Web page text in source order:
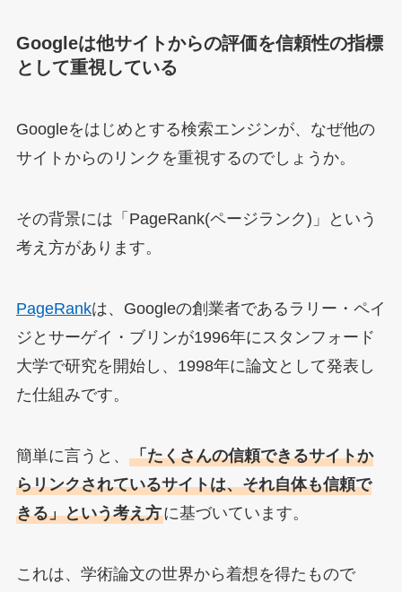
Googleは他サイトからの評価を信頼性の指標
として重視している
Googleをはじめとする検索エンジンが、なぜ他の
サイトからのリンクを重視するのでしょうか。
その背景には「PageRank(ページランク)」という
考え方があります。
PageRankは、Googleの創業者であるラリー・ペイ
ジとサーゲイ・ブリンが1996年にスタンフォード
大学で研究を開始し、1998年に論文として発表し
た仕組みです。
簡単に言うと、 「たくさんの信頼できるサイトか
らリンクされているサイトは、それ自体も信頼で
きる」という考え方に基づいています。
これは、学術論文の世界から着想を得たもので